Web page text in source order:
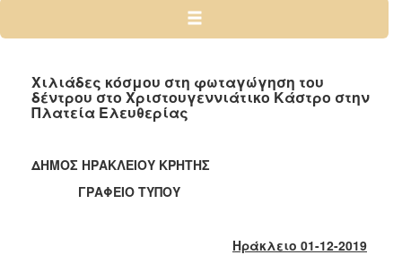
2024
2022
2021
Χιλιάδες κόσμου στη φωταγώγηση του
δέντρου στο Χριστουγεννιάτικο Κάστρο στην
Πλατεία Ελευθερίας
ΔΗΜΟΣ ΗΡΑΚΛΕΙΟΥ ΚΡΗΤΗΣ
ΓΡΑΦΕΙΟ ΤΥΠΟΥ
Ηράκλειο 01-12-2019